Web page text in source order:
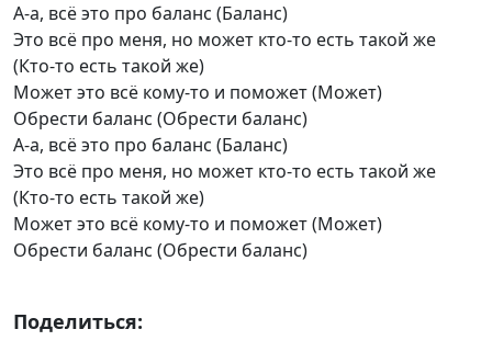
А-а, всё это про баланс (Баланс)
Это всё про меня, но может кто-то есть такой же
(Кто-то есть такой же)
Может это всё кому-то и поможет (Может)
Обрести баланс (Обрести баланс)
А-а, всё это про баланс (Баланс)
Это всё про меня, но может кто-то есть такой же
(Кто-то есть такой же)
Может это всё кому-то и поможет (Может)
Обрести баланс (Обрести баланс)
Поделиться: